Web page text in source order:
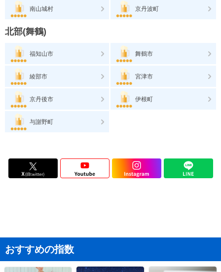
南山城村 京丹波町
北部(舞鶴)
福知山市 舞鶴市
綾部市 宮津市
京丹後市 伊根町
与謝野町
おすすめの指数